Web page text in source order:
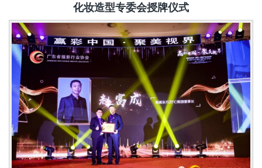
化妆造型专委会授牌仪式